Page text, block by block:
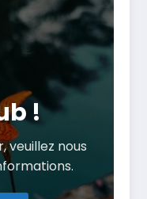
!
veuillez nous